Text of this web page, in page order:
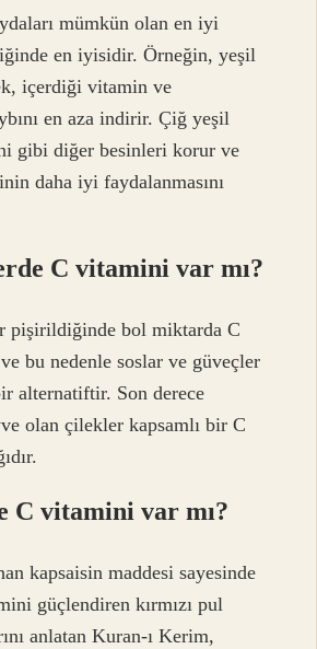
mümkün olan en iyi
en iyisidir. Örneğin, yeşil
içerdiği vitamin ve
en aza indirir. Çiğ yeşil
gibi diğer besinleri korur ve
daha iyi faydalanmasını
C vitamini var mı?
pişirildiğinde bol miktarda C
bu nedenle soslar ve güveçler
alternatiftir. Son derece
olan çilekler kapsamlı bir C
C vitamini var mı?
kapsaisin maddesi sayesinde
güçlendiren kırmızı pul
anlatan Kuran-ı Kerim,